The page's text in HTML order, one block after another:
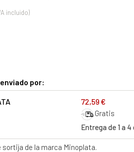
incluido)
por:
72,59 €
Gratis
Entrega de 1 a 4
sortija de la marca Minoplata.